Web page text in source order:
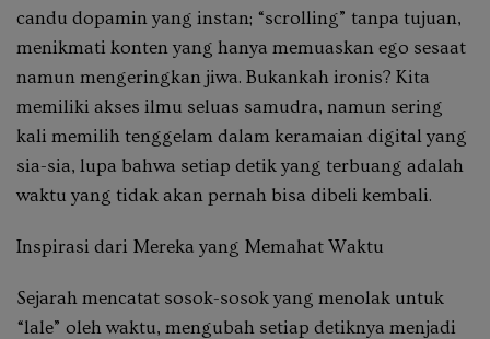
candu dopamin yang instan; “scrolling” tanpa tujuan,
menikmati konten yang hanya memuaskan ego sesaat
namun mengeringkan jiwa. Bukankah ironis? Kita
memiliki akses ilmu seluas samudra, namun sering
kali memilih tenggelam dalam keramaian digital yang
sia-sia, lupa bahwa setiap detik yang terbuang adalah
waktu yang tidak akan pernah bisa dibeli kembali.
Inspirasi dari Mereka yang Memahat Waktu
Sejarah mencatat sosok-sosok yang menolak untuk
“lale” oleh waktu, mengubah setiap detiknya menjadi